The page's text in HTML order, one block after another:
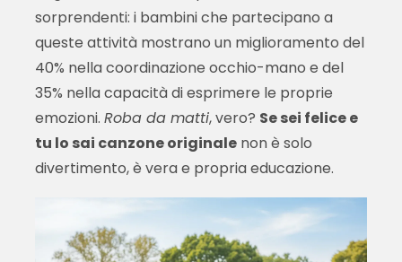
sorprendenti: i bambini che partecipano a
queste attività mostrano un miglioramento del
40% nella coordinazione occhio-mano e del
35% nella capacità di esprimere le proprie
emozioni. Roba da matti, vero? Se sei felice e
tu lo sai canzone originalenon è solo
divertimento, è vera e propria educazione.